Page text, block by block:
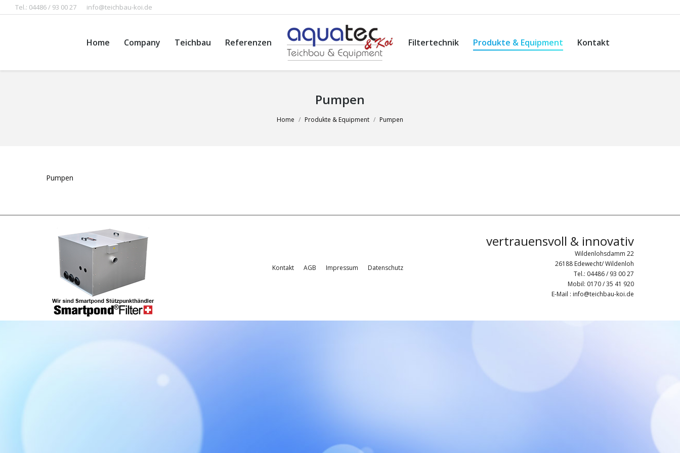
Tel.: 04486 / 93 00 27 info@teichbau-koi.de
Home Company Teichbau Referenzen Filtertechnik Produkte & Equipment Kontakt
Pumpen
Home Produkte & Equipment Pumpen
Pumpen
Kontakt AGB Impressum Datenschutz
vertrauensvoll & innovativ
Wildenlohsdamm 22
26188 Edewecht/ Wildenloh
Tel.: 04486 / 93 00 27
Mobil: 0170 / 35 41 920
E-Mail : info@teichbau-koi.de